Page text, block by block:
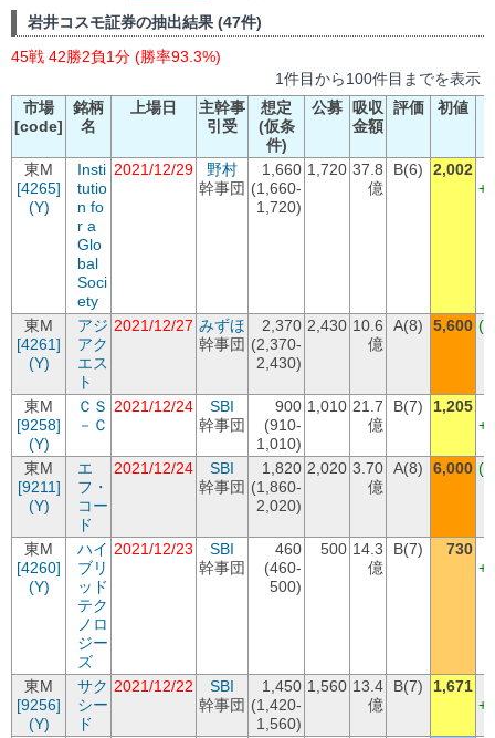
岩井コスモ証券の抽出結果 (47件)
45戦 42勝2負1分 (勝率93.3%)
1件目から100件目までを表示
市場
[code]
銘柄
名
上場日
主幹事
引受
想定
(仮条
件)
公募
吸収
金額
評価 初値
東M
[4265]
(Y)
Insti
tutio
n fo
r a
Glo
bal
Soci
ety
2021/12/29
野村
幹事団
1,660
(1,660-
1,720)
1,720 37.8
億
B(6) 2,002
東M
[4261]
(Y)
アジ
アク
エス
ト
2021/12/27 みずほ
幹事団
2,370
(2,370-
2,430)
2,430 10.6
億
A(8) 5,600
東M
[9258]
(Y)
ＣＳ
－Ｃ
2021/12/24
SBI
幹事団
900
(910-
1,010)
1,010 21.7
億
B(7) 1,205
東M
[9211]
(Y)
エ
フ・
コー
ド
2021/12/24
SBI
幹事団
1,820
(1,860-
2,020)
2,020 3.70
億
A(8) 6,000
東M
[4260]
(Y)
ハイ
ブリ
ッド
テク
ノロ
ジー
ズ
2021/12/23
SBI
幹事団
460
(460-
500)
500 14.3
億
B(7) 730
東M
[9256]
(Y)
サク
シー
ド
2021/12/22
SBI
幹事団
1,450
(1,420-
1,560)
1,560 13.4
億
B(7)
1,671